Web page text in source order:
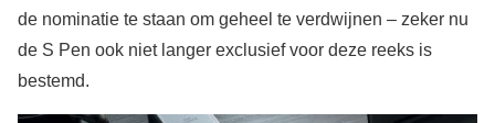
de nominatie te staan om geheel te verdwijnen – zeker nu
de S Pen ook niet langer exclusief voor deze reeks is
bestemd.